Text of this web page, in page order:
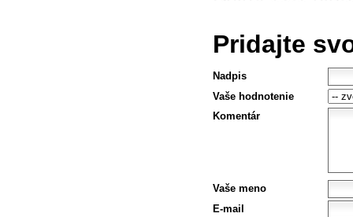
Pridajte
Nadpis
Vaše hodnotenie
Komentár
Vaše meno
E-mail